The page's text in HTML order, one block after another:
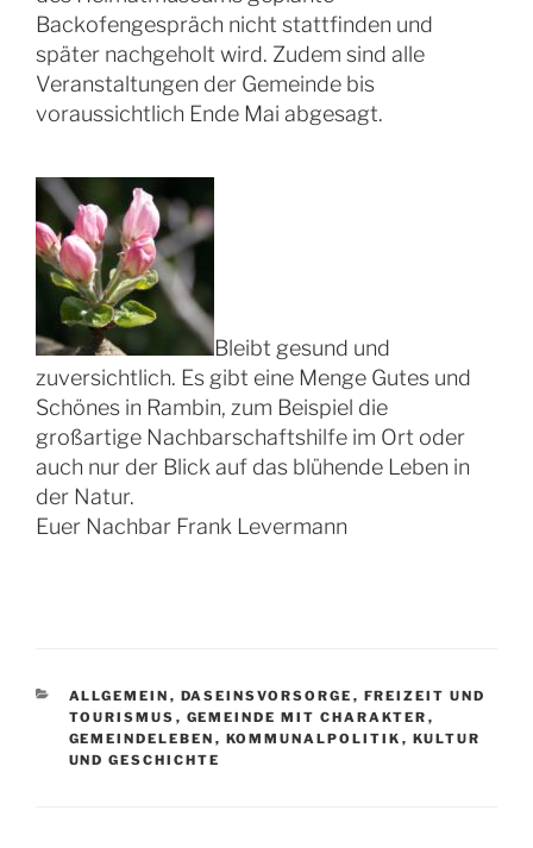
Backofengespräch nicht stattfinden und
später nachgeholt wird. Zudem sind alle
Veranstaltungen der Gemeinde bis
voraussichtlich Ende Mai abgesagt.
Bleibt gesund und
zuversichtlich. Es gibt eine Menge Gutes und
Schönes in Rambin, zum Beispiel die
großartige Nachbarschaftshilfe im Ort oder
auch nur der Blick auf das blühende Leben in
der Natur.
Euer Nachbar Frank Levermann
KATEGORIEN
ALLGEMEIN , DASEINSVORSORGE , FREIZEIT UND
TOURISMUS , GEMEINDE MIT CHARAKTER ,
GEMEINDELEBEN , KOMMUNALPOLITIK , KULTUR
UND GESCHICHTE